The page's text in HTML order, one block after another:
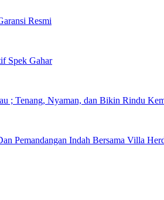
Resmi
Spek Gahar
; Tenang, Nyaman, dan Bikin Rindu
Pemandangan Indah Bersama Villa